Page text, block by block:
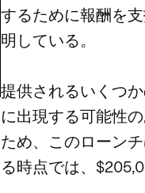
するために報酬を
明している。
提供されるいくつ
に出現する可能性
ため、このローン
る時点では、